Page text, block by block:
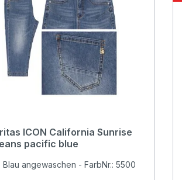
ICON California Sunrise
pacific blue
Blau angewaschen - FarbNr.: 5500